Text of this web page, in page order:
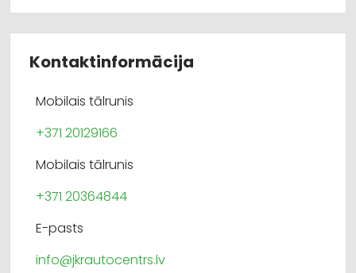
Kontaktinformācija
Mobilais tālrunis
+371 20129166
Mobilais tālrunis
+371 20364844
E-pasts
info@jkrautocentrs.lv